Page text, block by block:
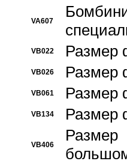
VA607
VB022 Размер
VB026 Размер
VB061 Размер
VB134 Размер
VB406